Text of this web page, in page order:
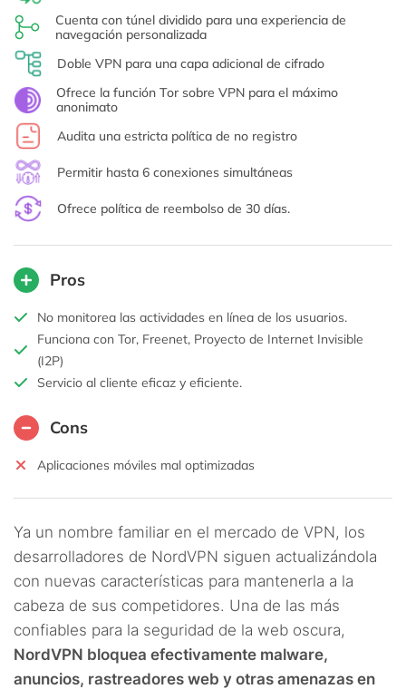
Cuenta con túnel dividido para una experiencia de
navegación personalizada
Doble VPN para una capa adicional de cifrado
Ofrece la función Tor sobre VPN para el máximo
anonimato
Audita una estricta política de no registro
Permitir hasta 6 conexiones simultáneas
Ofrece política de reembolso de 30 días.
Pros
No monitorea las actividades en línea de los usuarios.
Funciona con Tor, Freenet, Proyecto de Internet Invisible
(I2P)
Servicio al cliente eficaz y eficiente.
Cons
Aplicaciones móviles mal optimizadas
Ya un nombre familiar en el mercado de VPN, los
desarrolladores de NordVPN siguen actualizándola
con nuevas características para mantenerla a la
cabeza de sus competidores. Una de las más
confiables para la seguridad de la web oscura,
NordVPN bloquea efectivamente malware,
anuncios, rastreadores web y otras amenazas en